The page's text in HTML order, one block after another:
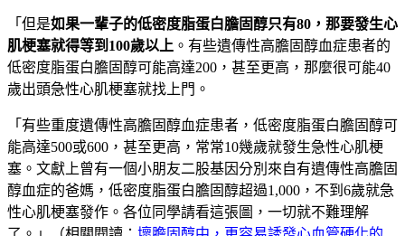
「但是如果一輩子的低密度脂蛋白膽固醇只有80 ，那要發生心
肌梗塞就得等到100歲以上 。有些遺傳性高膽固醇血症患者的
低密度脂蛋白膽固醇可能高達200，甚至更高，那麼很可能40
歲出頭急性心肌梗塞就找上門。
「有些重度遺傳性高膽固醇血症患者，低密度脂蛋白膽固醇可
能高達500或600，甚至更高，常常10幾歲就發生急性心肌梗
塞。文獻上曾有一個小朋友二股基因分別來自有遺傳性高膽固
醇血症的爸媽，低密度脂蛋白膽固醇超過1,000，不到6歲就急
性心肌梗塞發作。各位同學請看這張圖，一切就不難理解